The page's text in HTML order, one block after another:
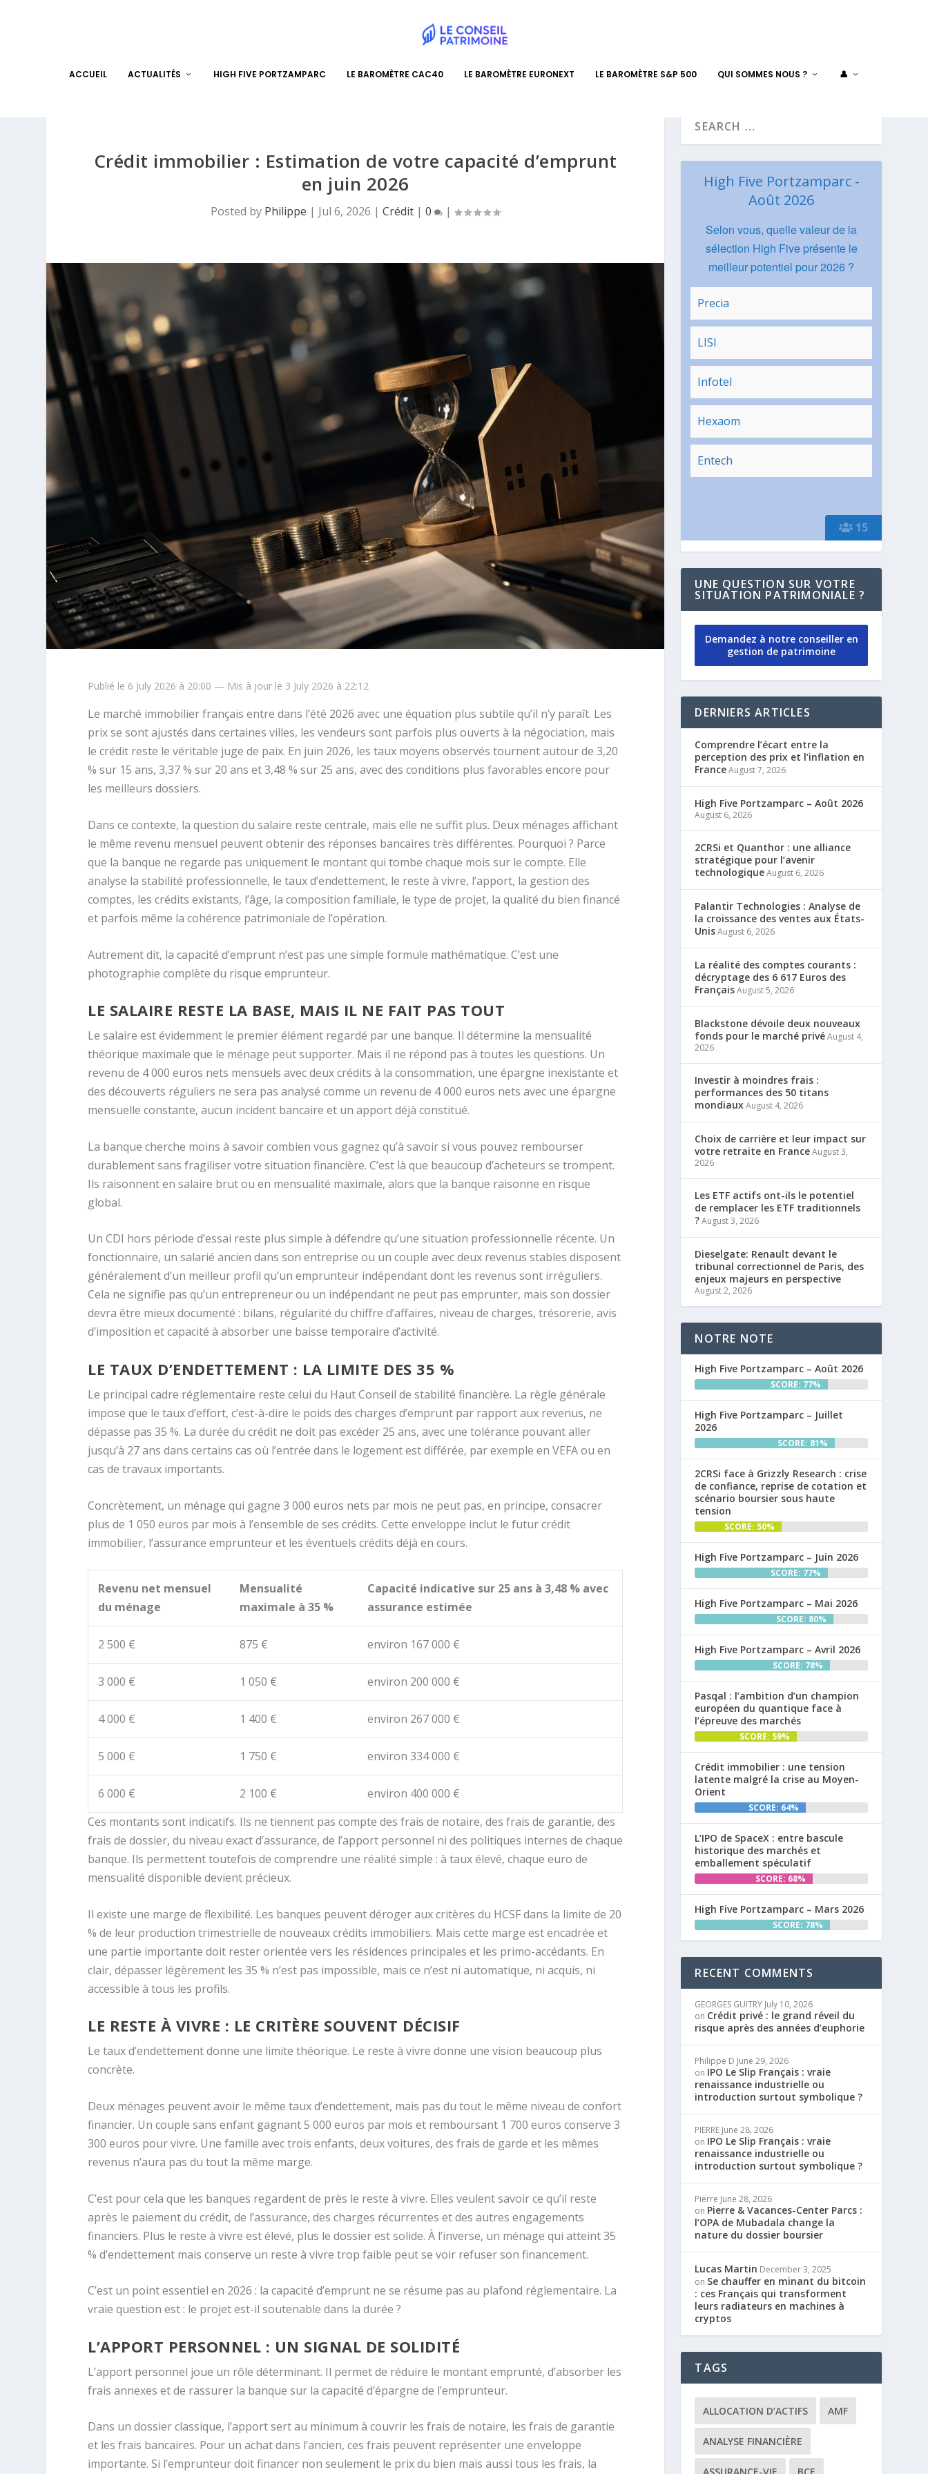
ACCUEIL ACTUALITÉS HIGH FIVE PORTZAMPARC LE BAROMÈTRE CAC40 LE BAROMÈTRE EURONEXT LE BAROMÈTRE S&P 500 QUI SOMMES NOUS ? 👤
Crédit immobilier : Estimation de votre capacité d’emprunt
en juin 2026
Posted by Philippe | Jul 6, 2026 |Crédit |0 |
Publié le 6 July 2026 à 20:00 — Mis à jour le 3 July 2026 à 22:12
Le marché immobilier français entre dans l’été 2026 avec une équation plus subtile qu’il n’y paraît. Les
prix se sont ajustés dans certaines villes, les vendeurs sont parfois plus ouverts à la négociation, mais
le crédit reste le véritable juge de paix. En juin 2026, les taux moyens observés tournent autour de 3,20
% sur 15 ans, 3,37 % sur 20 ans et 3,48 % sur 25 ans, avec des conditions plus favorables encore pour
les meilleurs dossiers.
Dans ce contexte, la question du salaire reste centrale, mais elle ne suffit plus. Deux ménages affichant
le même revenu mensuel peuvent obtenir des réponses bancaires très différentes. Pourquoi ? Parce
que la banque ne regarde pas uniquement le montant qui tombe chaque mois sur le compte. Elle
analyse la stabilité professionnelle, le taux d’endettement, le reste à vivre, l’apport, la gestion des
comptes, les crédits existants, l’âge, la composition familiale, le type de projet, la qualité du bien financé
et parfois même la cohérence patrimoniale de l’opération.
Autrement dit, la capacité d’emprunt n’est pas une simple formule mathématique. C’est une
photographie complète du risque emprunteur.
LE SALAIRE RESTE LA BASE, MAIS IL NE FAIT PAS TOUT
Le salaire est évidemment le premier élément regardé par une banque. Il détermine la mensualité
théorique maximale que le ménage peut supporter. Mais il ne répond pas à toutes les questions. Un
revenu de 4 000 euros nets mensuels avec deux crédits à la consommation, une épargne inexistante et
des découverts réguliers ne sera pas analysé comme un revenu de 4 000 euros nets avec une épargne
mensuelle constante, aucun incident bancaire et un apport déjà constitué.
La banque cherche moins à savoir combien vous gagnez qu’à savoir si vous pouvez rembourser
durablement sans fragiliser votre situation financière. C’est là que beaucoup d’acheteurs se trompent.
Ils raisonnent en salaire brut ou en mensualité maximale, alors que la banque raisonne en risque
global.
Un CDI hors période d’essai reste plus simple à défendre qu’une situation professionnelle récente. Un
fonctionnaire, un salarié ancien dans son entreprise ou un couple avec deux revenus stables disposent
généralement d’un meilleur profil qu’un emprunteur indépendant dont les revenus sont irréguliers.
Cela ne signifie pas qu’un entrepreneur ou un indépendant ne peut pas emprunter, mais son dossier
devra être mieux documenté : bilans, régularité du chiffre d’affaires, niveau de charges, trésorerie, avis
d’imposition et capacité à absorber une baisse temporaire d’activité.
LE TAUX D’ENDETTEMENT : LA LIMITE DES 35 %
Le principal cadre réglementaire reste celui du Haut Conseil de stabilité financière. La règle générale
impose que le taux d’effort, c’est-à-dire le poids des charges d’emprunt par rapport aux revenus, ne
dépasse pas 35 %. La durée du crédit ne doit pas excéder 25 ans, avec une tolérance pouvant aller
jusqu’à 27 ans dans certains cas où l’entrée dans le logement est différée, par exemple en VEFA ou en
cas de travaux importants.
Concrètement, un ménage qui gagne 3 000 euros nets par mois ne peut pas, en principe, consacrer
plus de 1 050 euros par mois à l’ensemble de ses crédits. Cette enveloppe inclut le futur crédit
immobilier, l’assurance emprunteur et les éventuels crédits déjà en cours.
Revenu net mensuel
du ménage
Mensualité
maximale à 35 %
Capacité indicative sur 25 ans à 3,48 % avec
assurance estimée
2 500 € 875 € environ 167 000 €
3 000 € 1 050 € environ 200 000 €
4 000 € 1 400 € environ 267 000 €
5 000 € 1 750 € environ 334 000 €
6 000 € 2 100 €
environ 400 000 €
Ces montants sont indicatifs. Ils ne tiennent pas compte des frais de notaire, des frais de garantie, des
frais de dossier, du niveau exact d’assurance, de l’apport personnel ni des politiques internes de chaque
banque. Ils permettent toutefois de comprendre une réalité simple : à taux élevé, chaque euro de
mensualité disponible devient précieux.
Il existe une marge de flexibilité. Les banques peuvent déroger aux critères du HCSF dans la limite de 20
% de leur production trimestrielle de nouveaux crédits immobiliers. Mais cette marge est encadrée et
une partie importante doit rester orientée vers les résidences principales et les primo-accédants. En
clair, dépasser légèrement les 35 % n’est pas impossible, mais ce n’est ni automatique, ni acquis, ni
accessible à tous les profils.
LE RESTE À VIVRE : LE CRITÈRE SOUVENT DÉCISIF
Le taux d’endettement donne une limite théorique. Le reste à vivre donne une vision beaucoup plus
concrète.
Deux ménages peuvent avoir le même taux d’endettement, mais pas du tout le même niveau de confort
financier. Un couple sans enfant gagnant 5 000 euros par mois et remboursant 1 700 euros conserve 3
300 euros pour vivre. Une famille avec trois enfants, deux voitures, des frais de garde et les mêmes
revenus n’aura pas du tout la même marge.
C’est pour cela que les banques regardent de près le reste à vivre. Elles veulent savoir ce qu’il reste
après le paiement du crédit, de l’assurance, des charges récurrentes et des autres engagements
financiers. Plus le reste à vivre est élevé, plus le dossier est solide. À l’inverse, un ménage qui atteint 35
% d’endettement mais conserve un reste à vivre trop faible peut se voir refuser son financement.
C’est un point essentiel en 2026 : la capacité d’emprunt ne se résume pas au plafond réglementaire. La
vraie question est : le projet est-il soutenable dans la durée ?
L’APPORT PERSONNEL : UN SIGNAL DE SOLIDITÉ
L’apport personnel joue un rôle déterminant. Il permet de réduire le montant emprunté, d’absorber les
frais annexes et de rassurer la banque sur la capacité d’épargne de l’emprunteur.
Dans un dossier classique, l’apport sert au minimum à couvrir les frais de notaire, les frais de garantie
et les frais bancaires. Pour un achat dans l’ancien, ces frais peuvent représenter une enveloppe
importante. Si l’emprunteur doit financer non seulement le prix du bien mais aussi tous les frais, la
15
High Five Portzamparc -
Août 2026
Selon vous, quelle valeur de la
sélection High Five présente le
meilleur potentiel pour 2026 ?
Precia
LISI
Infotel
Hexaom
Entech
UNE QUESTION SUR VOTRE
SITUATION PATRIMONIALE ?
Demandez à notre conseiller en
gestion de patrimoine
DERNIERS ARTICLES
Comprendre l’écart entre la
perception des prix et l’inflation en
FranceAugust 7, 2026
High Five Portzamparc – Août 2026
August 6, 2026
2CRSi et Quanthor : une alliance
stratégique pour l’avenir
technologiqueAugust 6, 2026
Palantir Technologies : Analyse de
la croissance des ventes aux États-
UnisAugust 6, 2026
La réalité des comptes courants :
décryptage des 6 617 Euros des
FrançaisAugust 5, 2026
Blackstone dévoile deux nouveaux
fonds pour le marché privéAugust 4,
2026
Investir à moindres frais :
performances des 50 titans
mondiauxAugust 4, 2026
Choix de carrière et leur impact sur
votre retraite en FranceAugust 3,
2026
Les ETF actifs ont-ils le potentiel
de remplacer les ETF traditionnels
?August 3, 2026
Dieselgate: Renault devant le
tribunal correctionnel de Paris, des
enjeux majeurs en perspective
August 2, 2026
NOTRE NOTE
High Five Portzamparc – Août 2026
SCORE: 77%
High Five Portzamparc – Juillet
2026
SCORE: 81%
2CRSi face à Grizzly Research : crise
de confiance, reprise de cotation et
scénario boursier sous haute
tension
SCORE: 50%
High Five Portzamparc – Juin 2026
SCORE: 77%
High Five Portzamparc – Mai 2026
SCORE: 80%
High Five Portzamparc – Avril 2026
SCORE: 78%
Pasqal : l’ambition d’un champion
européen du quantique face à
l’épreuve des marchés
SCORE: 59%
Crédit immobilier : une tension
latente malgré la crise au Moyen-
Orient
SCORE: 64%
L’IPO de SpaceX : entre bascule
historique des marchés et
emballement spéculatif
SCORE: 68%
High Five Portzamparc – Mars 2026
SCORE: 78%
RECENT COMMENTS
GEORGES GUITRY July 10, 2026
on Crédit privé : le grand réveil du
risque après des années d’euphorie
Philippe D June 29, 2026
on IPO Le Slip Français : vraie
renaissance industrielle ou
introduction surtout symbolique ?
PIERRE June 28, 2026
on IPO Le Slip Français : vraie
renaissance industrielle ou
introduction surtout symbolique ?
Pierre June 28, 2026
on Pierre & Vacances-Center Parcs :
l’OPA de Mubadala change la
nature du dossier boursier
Lucas Martin December 3, 2025
on Se chauffer en minant du bitcoin
: ces Français qui transforment
leurs radiateurs en machines à
cryptos
TAGS
ALLOCATION D’ACTIFS AMF
ANALYSE FINANCIÈRE